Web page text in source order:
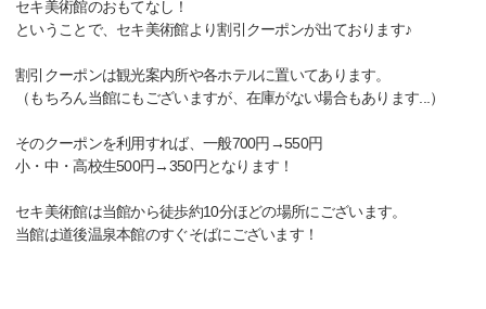
セキ美術館のおもてなし！
ということで、セキ美術館より割引クーポンが出ております♪
割引クーポンは観光案内所や各ホテルに置いてあります。
（もちろん当館にもございますが、在庫がない場合もあります...）
そのクーポンを利用すれば、一般700円→550円
小・中・高校生500円→350円となります！
セキ美術館は当館から徒歩約10分ほどの場所にございます。
当館は道後温泉本館のすぐそばにございます！